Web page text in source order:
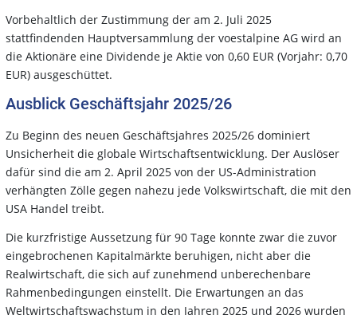
Vorbehaltlich der Zustimmung der am 2. Juli 2025
stattfindenden Hauptversammlung der voestalpine AG wird an
die Aktionäre eine Dividende je Aktie von 0,60 EUR (Vorjahr: 0,70
EUR) ausgeschüttet.
Ausblick Geschäftsjahr 2025/26
Zu Beginn des neuen Geschäftsjahres 2025/26 dominiert
Unsicherheit die globale Wirtschaftsentwicklung. Der Auslöser
dafür sind die am 2. April 2025 von der US-Administration
verhängten Zölle gegen nahezu jede Volkswirtschaft, die mit den
USA Handel treibt.
Die kurzfristige Aussetzung für 90 Tage konnte zwar die zuvor
eingebrochenen Kapitalmärkte beruhigen, nicht aber die
Realwirtschaft, die sich auf zunehmend unberechenbare
Rahmenbedingungen einstellt. Die Erwartungen an das
Weltwirtschaftswachstum in den Jahren 2025 und 2026 wurden